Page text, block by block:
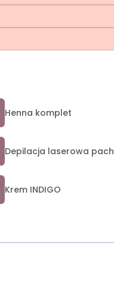
Henna komplet
Depilacja laserowa pach
Krem INDIGO